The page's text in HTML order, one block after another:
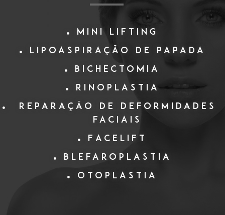
Mini Lifting
Lipoaspiração de papada
Bichectomia
Rinoplastia
Reparação de deformidades
faciais
Facelift
Blefaroplastia
Otoplastia